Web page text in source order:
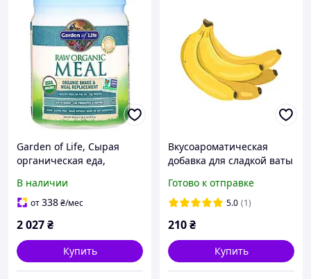
Garden of Life, Сырая
органическая еда,
замена еды, слегка
сладкий вкус, 454 г (16
В наличии
от338₴/мес
2 027₴
Купить
Вкусоароматическая
добавка для сладкой ваты
Готово к отправке
5.0 (1)
210₴
Купить